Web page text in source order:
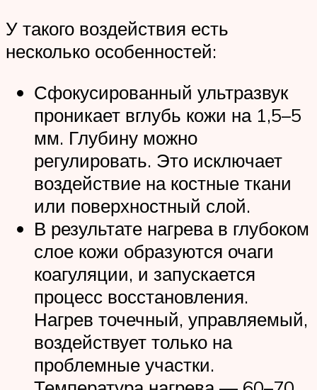
У такого воздействия есть
несколько особенностей:
Сфокусированный ультразвук
проникает вглубь кожи на 1,5–5
мм. Глубину можно
регулировать. Это исключает
воздействие на костные ткани
или поверхностный слой.
В результате нагрева в глубоком
слое кожи образуются очаги
коагуляции, и запускается
процесс восстановления.
Нагрев точечный, управляемый,
воздействует только на
проблемные участки.